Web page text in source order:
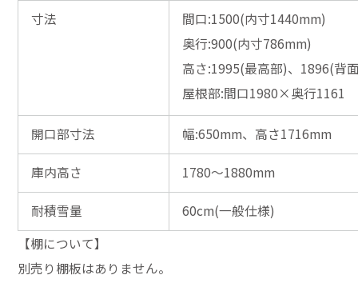
寸法
間口:1500(内寸1440mm)
奥行:900(内寸786mm)
高さ:1995(最高部)、1896(背
屋根部:間口1980×奥行1161
開口部寸法 幅:650mm、高さ1716mm
庫内高さ 1780～1880mm
耐積雪量
60cm(一般仕様)
【棚について】
別売り棚板はありません。